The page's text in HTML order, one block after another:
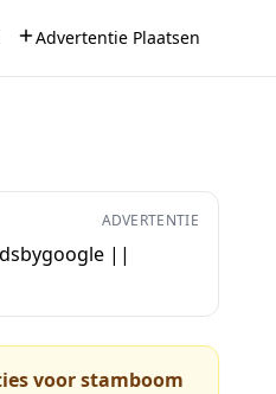
Advertentie Plaatsen
ADVERTENTIE
||
voor stamboom